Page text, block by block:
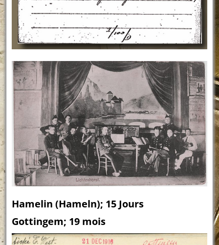
Hamelin (Hameln); 15 Jours
Gottingem; 19 mois